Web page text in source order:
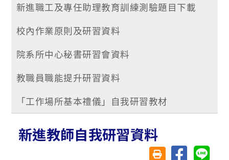
新進職工及專任助理教育訓練測驗題目下載
校內作業原則及研習資料
院系所中心秘書研習會資料
教職員職能提升研習資料
「工作場所基本禮儀」自我研習教材
新進教師自我研習資料
友善列印(另開視窗)
分享至臉書分享